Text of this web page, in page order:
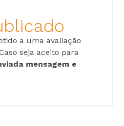
a uma avaliação
seja aceito para
mensagem e